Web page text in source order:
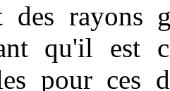
rayons
qu'il est
pour ces